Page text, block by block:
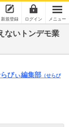
新規登録 ログイン メニュー
ないトンデモ業
びぃ編集部 （せらび